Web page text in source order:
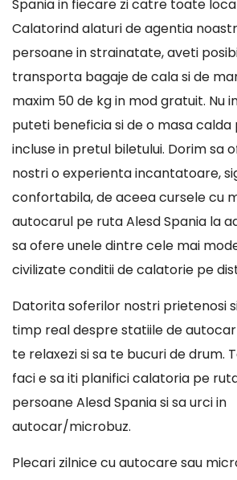
Spania in fiecare zi catre toate
Calatorind alaturi de agentia
persoane in strainatate, aveti
transporta bagaje de cala si de
maxim 50 de kg in mod gratuit. Nu
puteti beneficia si de o masa
incluse in pretul biletului. Dorim sa
nostri o experienta incantatoare,
confortabila, de aceea cursele cu
autocarul pe ruta Alesd Spania la
sa ofere unele dintre cele mai
civilizate conditii de calatorie pe
Datorita soferilor nostri prietenosi
timp real despre statiile de
te relaxezi si sa te bucuri de drum.
faci e sa iti planifici calatoria pe
persoane Alesd Spania si sa urci in
autocar/microbuz.
Plecari zilnice cu autocare sau